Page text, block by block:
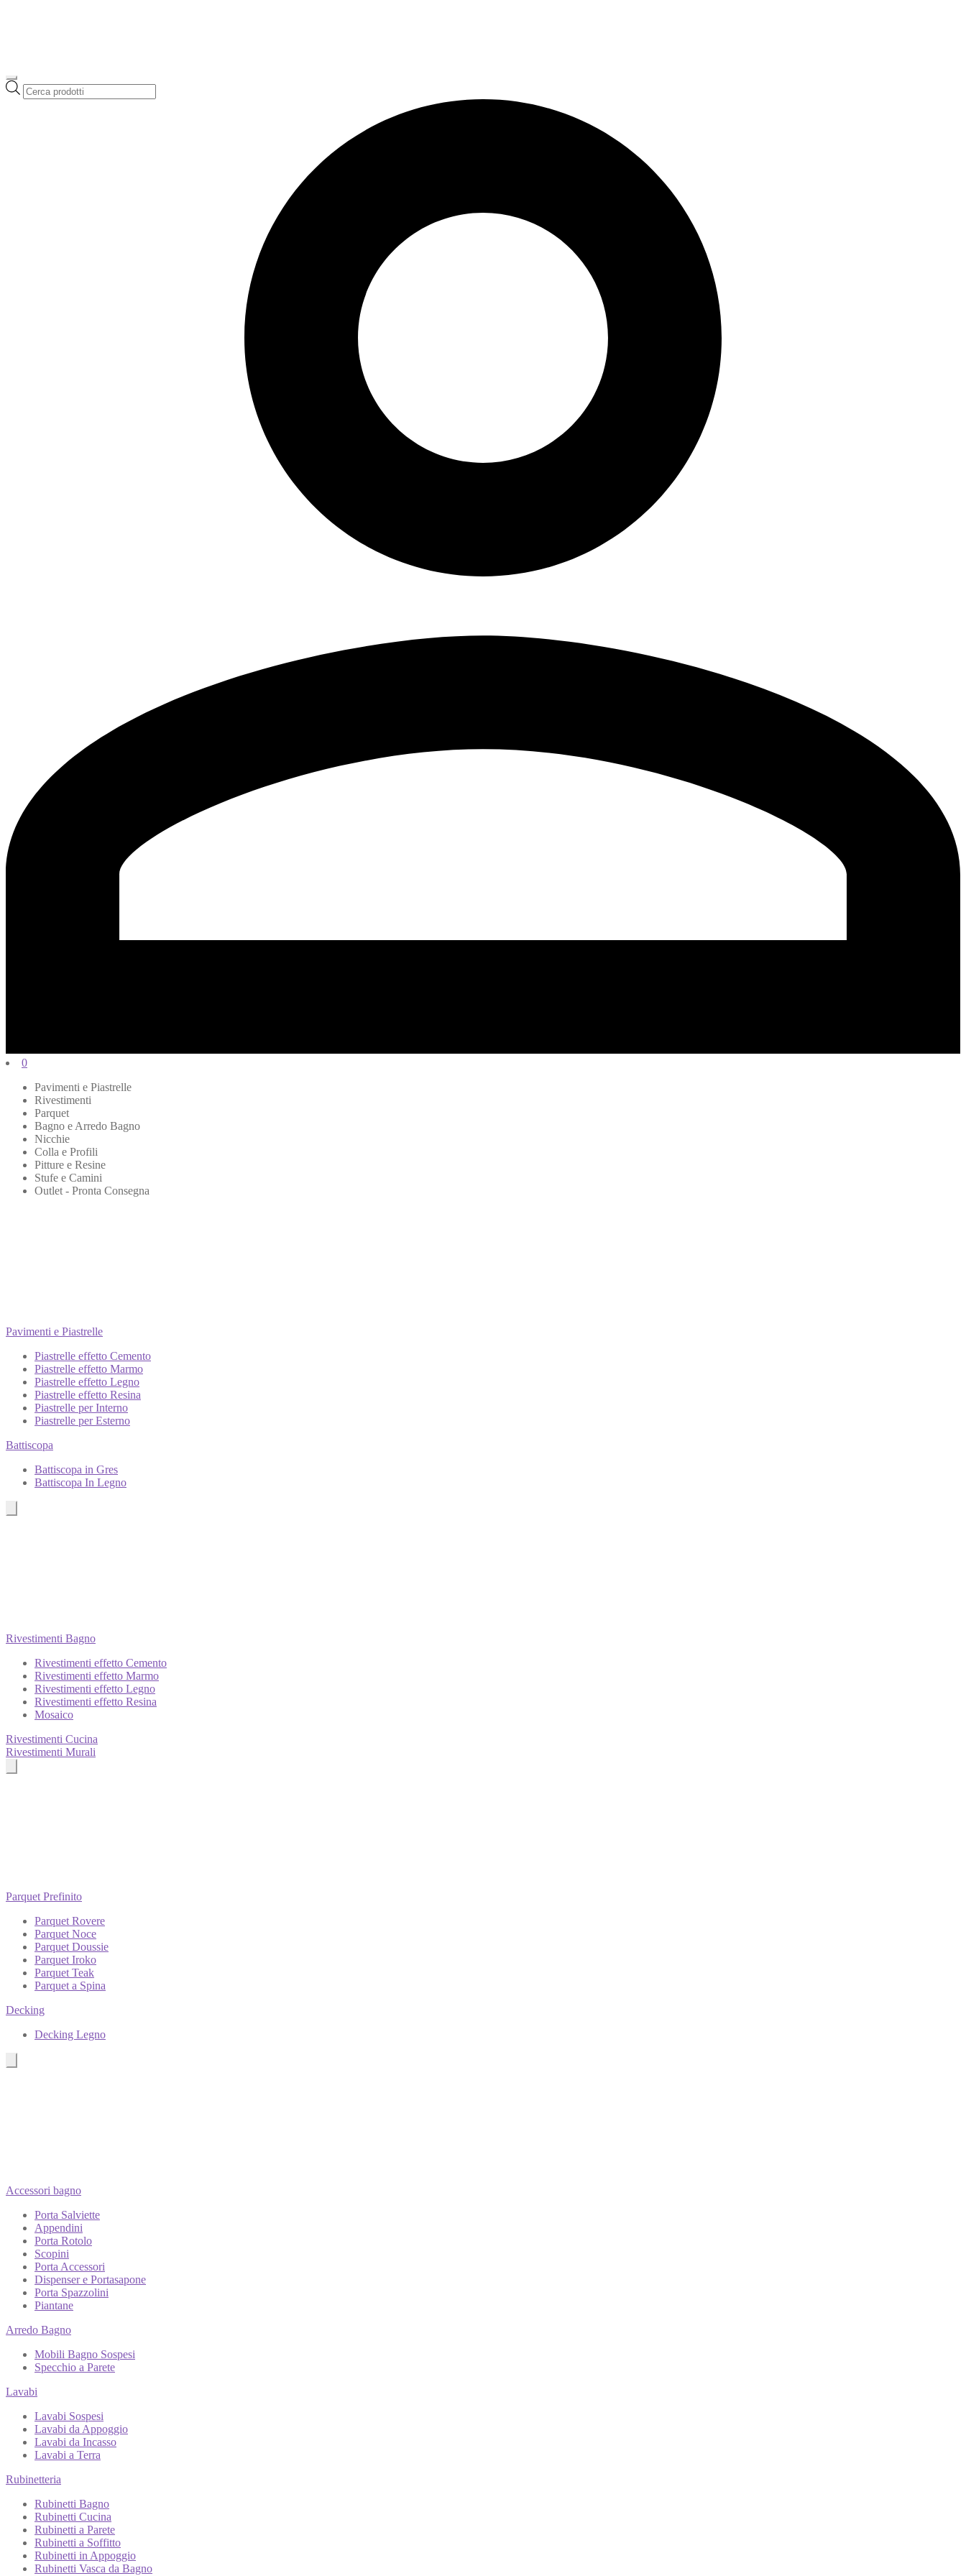
Ricerca
prodotti
0
Pavimenti e Piastrelle
Rivestimenti
Parquet
Bagno e Arredo Bagno
Nicchie
Colla e Profili
Pitture e Resine
Stufe e Camini
Outlet - Pronta Consegna
Pavimenti e Piastrelle
Piastrelle effetto Cemento
Piastrelle effetto Marmo
Piastrelle effetto Legno
Piastrelle effetto Resina
Piastrelle per Interno
Piastrelle per Esterno
Battiscopa
Battiscopa in Gres
Battiscopa In Legno
Rivestimenti Bagno
Rivestimenti effetto Cemento
Rivestimenti effetto Marmo
Rivestimenti effetto Legno
Rivestimenti effetto Resina
Mosaico
Rivestimenti Cucina
Rivestimenti Murali
Parquet Prefinito
Parquet Rovere
Parquet Noce
Parquet Doussie
Parquet Iroko
Parquet Teak
Parquet a Spina
Decking
Decking Legno
Accessori bagno
Porta Salviette
Appendini
Porta Rotolo
Scopini
Porta Accessori
Dispenser e Portasapone
Porta Spazzolini
Piantane
Arredo Bagno
Mobili Bagno Sospesi
Specchio a Parete
Lavabi
Lavabi Sospesi
Lavabi da Appoggio
Lavabi da Incasso
Lavabi a Terra
Rubinetteria
Rubinetti Bagno
Rubinetti Cucina
Rubinetti a Parete
Rubinetti a Soffitto
Rubinetti in Appoggio
Rubinetti Vasca da Bagno